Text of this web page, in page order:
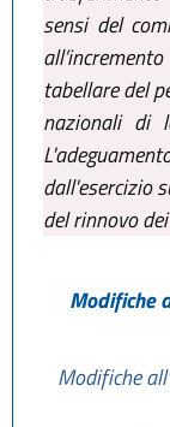
sensi del
tabellare del
nazionali di
dall'esercizio
del rinnovo
Modifiche
Modifiche